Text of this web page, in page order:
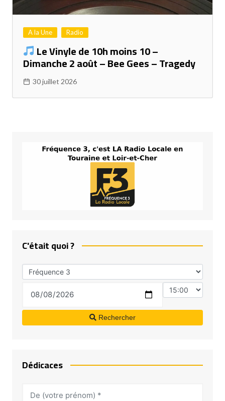
A la Une Radio
Le Vinyle de 10h moins 10 –
Dimanche 2 août – Bee Gees – Tragedy
30 juillet 2026
C'était quoi ?
Rechercher
Dédicaces